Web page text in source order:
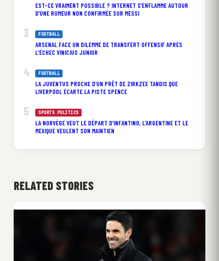
EST-CE VRAIMENT POSSIBLE ? INTERNET S’ENFLAMME AUTOUR
D’UNE RUMEUR NON CONFIRMÉE SUR MESSI
FOOTBALL
ARSENAL FACE UN DILEMME DE TRANSFERT OFFENSIF APRÈS
L’ÉCHEC VINICIUS JUNIOR
FOOTBALL
LA JUVENTUS PROCHE D’UN PRÊT DE ZIRKZEE TANDIS QUE
LIVERPOOL ÉCARTE LA PISTE SPENCE
SPORTS POLITICS
LA NORVÈGE VEUT LE DÉPART D’INFANTINO, L’ARGENTINE ET LE
MEXIQUE VEULENT SON MAINTIEN
RELATED STORIES